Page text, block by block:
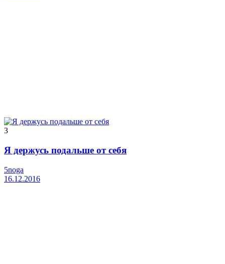
3
Я держусь подальше от себя
5noga
16.12.2016